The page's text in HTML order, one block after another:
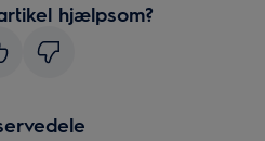
hjælpsom?